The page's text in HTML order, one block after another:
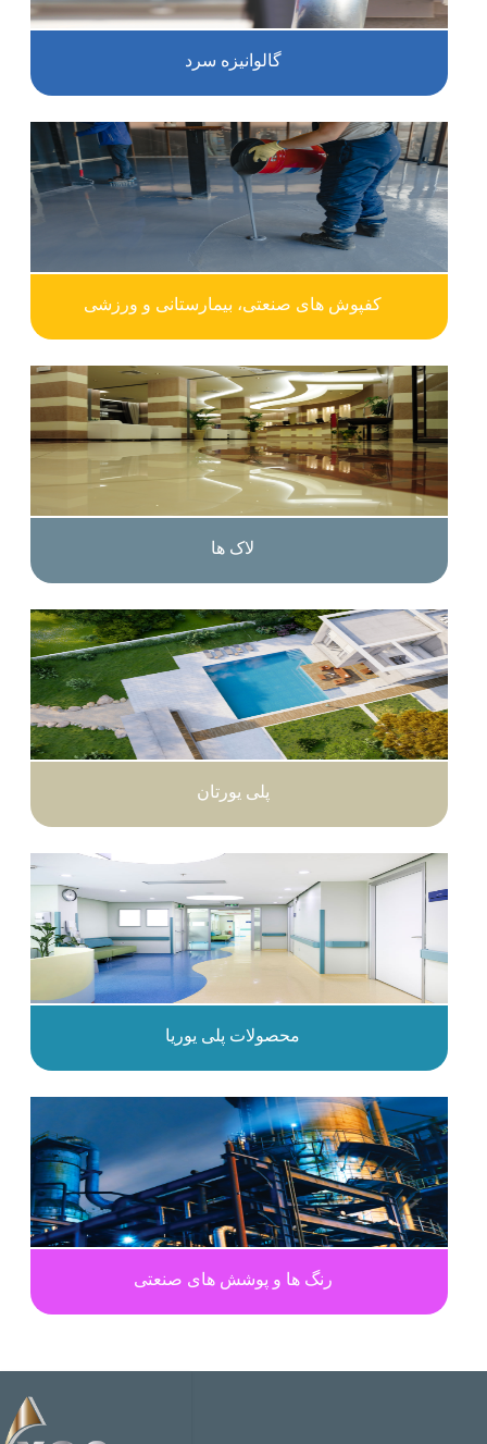
گالوانیزه سرد
کفپوش های صنعتی، بیمارستانی و ورزشی
لاک ها
پلی یورتان
محصولات پلی یوریا
رنگ ها و پوشش های صنعتی